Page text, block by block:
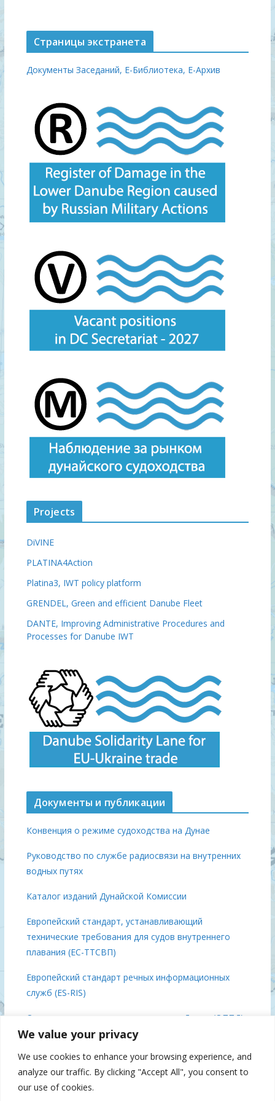
We value your privacy
We use cookies to enhance your browsing experience, and
analyze our traffic. By clicking "Accept All", you consent to
our use of cookies.
Страницы экстранета
Документы Заседаний, Е-Библиотека, Е-Архив
Projects
DiVINE
PLATINA4Action
Platina3, IWT policy platform
GRENDEL, Green and efficient Danube Fleet
DANTE, Improving Administrative Procedures and
Processes for Danube IWT
Документы и публикации
Конвенция о режиме судоходства на Дунае
Руководство по службе радиосвязи на внутренних
водных путях
Каталог изданий Дунайской Комиссии
Европейский стандарт, устанавливающий
технические требования для судов внутреннего
плавания (ЕС-ТТСВП)
Европейский стандарт речных информационных
служб (ES-RIS)
Основные положения о плавании по Дунаю (ОППД)
Выводы встречи министров Дуная, 3 декабря 2018
года, Брюссель
Дунайская Комиссия 70 (IFAT), 2019